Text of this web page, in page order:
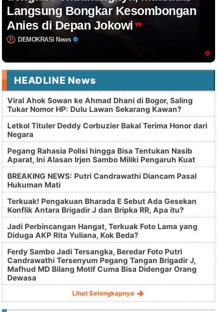
Langsung Bongkar Kesombongan
Anies di Depan Jokowi
DEMOKRASI News
HEADLINE News
Viral Ahok Sowan ke Ahmad Dhani di Bogor, Saling
Tukar Nomor HP: Dulu Lawan Sekarang Kawan?
Letkol Tituler Deddy Corbuzier Bakal Terima Honor dari
Negara
Pegang Rahasia Polisi hingga Bisa Tentukan Nasib
Aparat, Ini Alasan Irjen Sambo Miliki Pengaruh Kuat
BREAKING NEWS: Putri Candrawathi Diancam Pasal
Hukuman Mati
Terkuak! Pengakuan Bharada E Sebut Ada Gesekan
Konflik Antara Brigadir J dan Bripka RR, Apa itu?
Jadi Perbincangan Hangat, Terkuak Foto Lama yang
Diduga AKP Rita Yuliana, Kok Beda?
Ferdy Sambo Jadi Tersangka, Beredar Foto Putri
Candrawathi Tersenyum Pegang Tangan Brigadir J,
Mafhud MD Bilang Motif Cuma Bisa Didengar Orang
Dewasa
Lihat Selengkapnya